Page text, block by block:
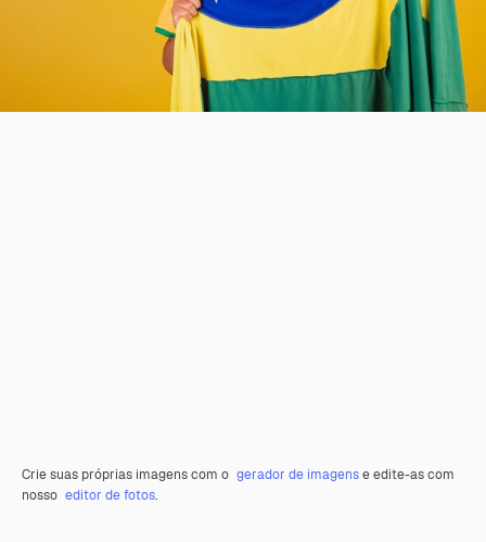
Crie suas próprias imagens com o gerador de imagense edite-as com
nosso editor de fotos.